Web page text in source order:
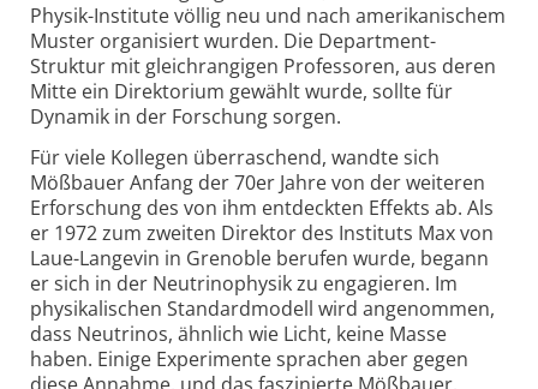
Physik-Institute völlig neu und nach amerikanischem
Muster organisiert wurden. Die Department-
Struktur mit gleichrangigen Professoren, aus deren
Mitte ein Direktorium gewählt wurde, sollte für
Dynamik in der Forschung sorgen.
Für viele Kollegen überraschend, wandte sich
Mößbauer Anfang der 70er Jahre von der weiteren
Erforschung des von ihm entdeckten Effekts ab. Als
er 1972 zum zweiten Direktor des Instituts Max von
Laue-Langevin in Grenoble berufen wurde, begann
er sich in der Neutrinophysik zu engagieren. Im
physikalischen Standardmodell wird angenommen,
dass Neutrinos, ähnlich wie Licht, keine Masse
haben. Einige Experimente sprachen aber gegen